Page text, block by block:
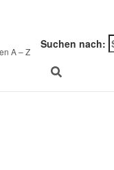
A – Z
Suchen nach:
auf